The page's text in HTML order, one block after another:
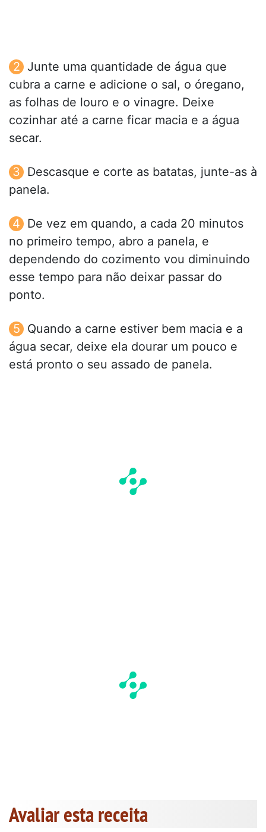
Junte uma quantidade de água que
cubra a carne e adicione o sal, o óregano,
as folhas de louro e o vinagre. Deixe
cozinhar até a carne ficar macia e a água
secar.
Descasque e corte as batatas, junte-as à
panela.
De vez em quando, a cada 20 minutos
no primeiro tempo, abro a panela, e
dependendo do cozimento vou diminuindo
esse tempo para não deixar passar do
ponto.
Quando a carne estiver bem macia e a
água secar, deixe ela dourar um pouco e
está pronto o seu assado de panela.
Avaliar esta receita